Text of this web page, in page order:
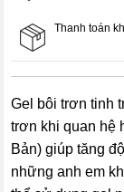
Thanh toán
Gel bôi trơn tinh
trơn khi quan hệ
Bản) giúp tăng
những anh em